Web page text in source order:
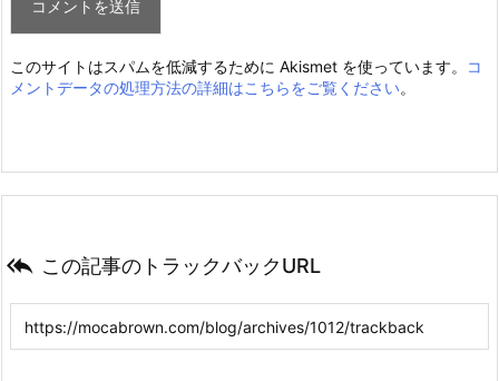
このサイトはスパムを低減するために Akismet を使っています。
コ
メントデータの処理方法の詳細はこちらをご覧ください。
 この記事のトラックバックURL